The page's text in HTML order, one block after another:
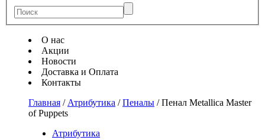
О нас
Акции
Новости
Доставка и Оплата
Контакты
Главная / Атрибутика /Пеналы /Пенал Metallica Master
of Puppets
Атрибутика